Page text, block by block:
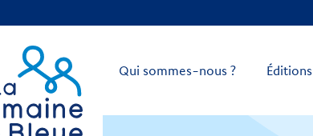
Qui sommes-nous ? Éditions